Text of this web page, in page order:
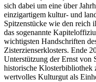
sich dabei um eine über
einzigartigem kultur- und
Spitzenstücke wie den reich
das sogenannte
wichtigsten Handschriften
Zisterzienserklosters. Ende
Unterstützung der Ernst von
historische Klosterbibliothek
wertvolles Kulturgut als